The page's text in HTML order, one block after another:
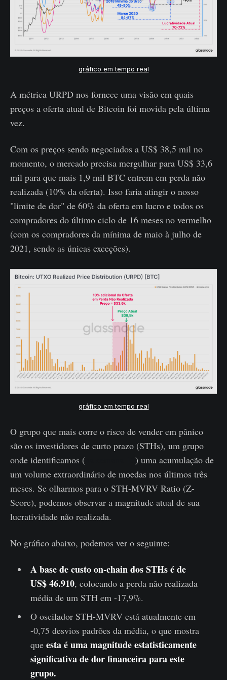
gráfico em tempo real
A métrica URPD nos fornece uma visão em quais
preços a oferta atual de Bitcoin foi movida pela última
vez.
Com os preços sendo negociados a US$ 38,5 mil no
momento, o mercado precisa mergulhar para US$ 33,6
mil para que mais 1,9 mil BTC entrem em perda não
realizada (10% da oferta). Isso faria atingir o nosso
"limite de dor" de 60% da oferta em lucro e todos os
compradores do último ciclo de 16 meses no vermelho
(com os compradores da mínima de maio à julho de
2021, sendo as únicas exceções).
gráfico em tempo real
O grupo que mais corre o risco de vender em pânico
são os investidores de curto prazo (STHs), um grupo
onde identificamos (
) uma acumulação de
um volume extraordinário de moedas nos últimos três
meses. Se olharmos para o STH-MVRV Ratio (Z-
Score), podemos observar a magnitude atual de sua
lucratividade não realizada.
No gráfico abaixo, podemos ver o seguinte:
A base de custo on-chain dos STHs é de
US$ 46.910, colocando a perda não realizada
média de um STH em -17,9%.
O oscilador STH-MVRV está atualmente em
-0,75 desvios padrões da média, o que mostra
queesta é uma magnitude estatisticamente
significativa de dor financeira para este
grupo.